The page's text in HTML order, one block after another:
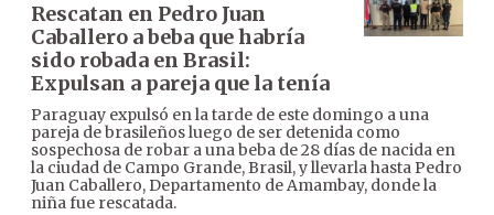
Rescatan en Pedro Juan
Caballero a beba que habría
sido robada en Brasil:
Expulsan a pareja que la tenía
Paraguay expulsó en la tarde de este domingo a una
pareja de brasileños luego de ser detenida como
sospechosa de robar a una beba de 28 días de nacida en
la ciudad de Campo Grande, Brasil, y llevarla hasta Pedro
Juan Caballero, Departamento de Amambay, donde la
niña fue rescatada.